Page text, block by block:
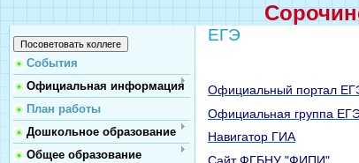
События
Официальная информация
План работы
Дошкольное образование
Общее образование
ЕГЭ
Официальный портал
Официальная группа
Навигатор ГИА